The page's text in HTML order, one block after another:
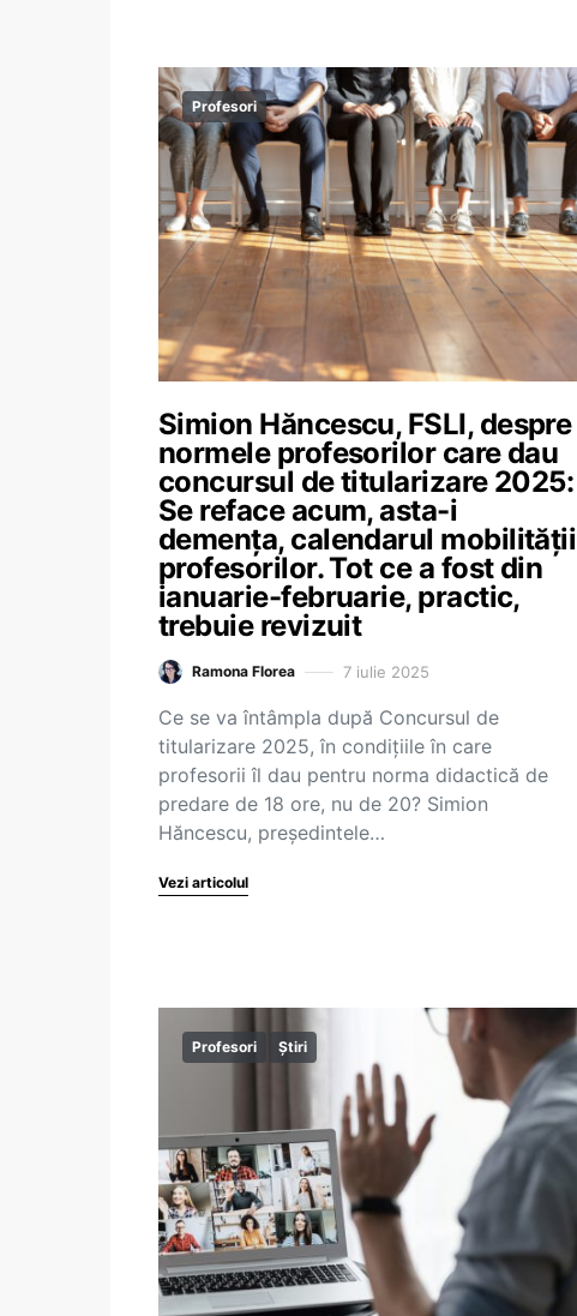
Profesori
Simion Hăncescu, FSLI, despre
normele profesorilor care dau
concursul de titularizare 2025:
Se reface acum, asta-i
demența, calendarul mobilității
profesorilor. Tot ce a fost din
ianuarie-februarie, practic,
trebuie revizuit
Ramona Florea 7 iulie 2025
Ce se va întâmpla după Concursul de
titularizare 2025, în condițiile în care
profesorii îl dau pentru norma didactică de
predare de 18 ore, nu de 20? Simion
Hăncescu, președintele…
Vezi articolul
Profesori Știri